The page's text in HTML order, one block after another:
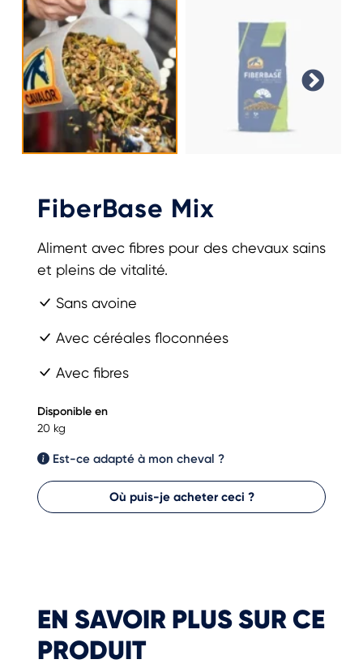
FiberBase Mix
Aliment avec fibres pour des chevaux sains
et pleins de vitalité.
Sans avoine
Avec céréales floconnées
Avec fibres
Disponible en
20 kg
Est-ce adapté à mon cheval ?
Où puis-je acheter ceci ?
EN SAVOIR PLUS SUR CE
PRODUIT